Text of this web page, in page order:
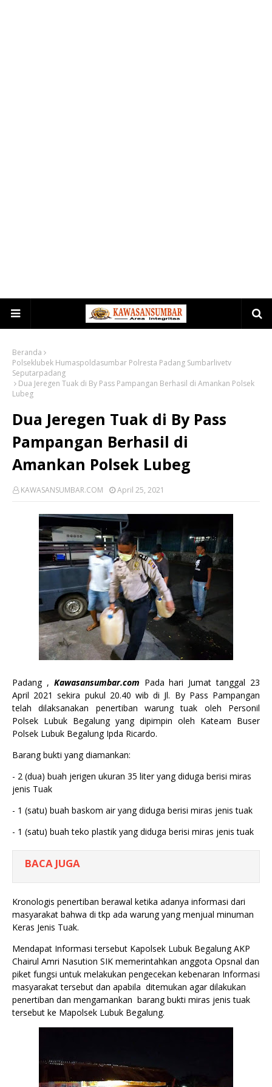
Beranda
Polseklubek Humaspoldasumbar Polresta Padang Sumbarlivetv
Seputarpadang
Dua Jeregen Tuak di By Pass Pampangan Berhasil di Amankan Polsek
Lubeg
Dua Jeregen Tuak di By Pass
Pampangan Berhasil di
Amankan Polsek Lubeg
KAWASANSUMBAR.COM April 25, 2021
Padang , Kawasansumbar.com Pada hari Jumat tanggal 23
April 2021 sekira pukul 20.40 wib di Jl. By Pass Pampangan
telah dilaksanakan penertiban warung tuak oleh Personil
Polsek Lubuk Begalung yang dipimpin oleh Kateam Buser
Polsek Lubuk Begalung Ipda Ricardo.
Barang bukti yang diamankan:
- 2 (dua) buah jerigen ukuran 35 liter yang diduga berisi miras
jenis Tuak
- 1 (satu) buah baskom air yang diduga berisi miras jenis tuak
- 1 (satu) buah teko plastik yang diduga berisi miras jenis tuak
BACA JUGA
Kronologis penertiban berawal ketika adanya informasi dari
masyarakat bahwa di tkp ada warung yang menjual minuman
Keras Jenis Tuak.
Mendapat Informasi tersebut Kapolsek Lubuk Begalung AKP
Chairul Amri Nasution SIK memerintahkan anggota Opsnal dan
piket fungsi untuk melakukan pengecekan kebenaran Informasi
masyarakat tersebut dan apabila ditemukan agar dilakukan
penertiban dan mengamankan barang bukti miras jenis tuak
tersebut ke Mapolsek Lubuk Begalung.